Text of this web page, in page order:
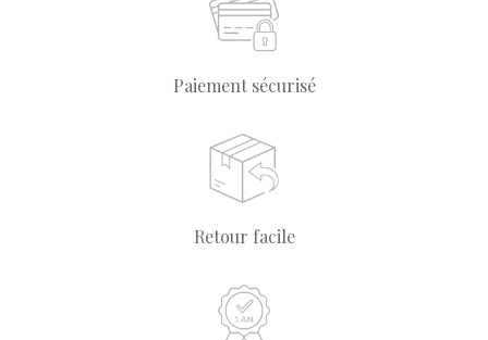
Paiement sécurisé
Retour facile